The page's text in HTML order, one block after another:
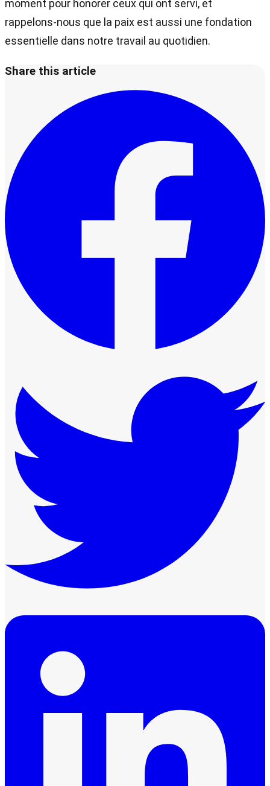
moment pour honorer ceux qui ont servi, et
rappelons-nous que la paix est aussi une fondation
essentielle dans notre travail au quotidien.
Share this article